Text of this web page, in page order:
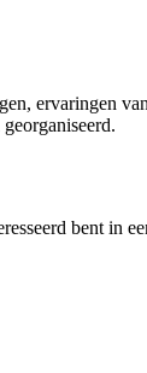
ervaringen
bent in